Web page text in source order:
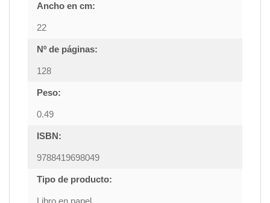
Ancho en cm:
22
Nº de páginas:
128
Peso:
0.49
ISBN:
9788419698049
Tipo de producto: